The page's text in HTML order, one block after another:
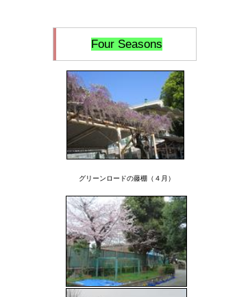
Four Seasons
グリーンロードの藤棚（４月）